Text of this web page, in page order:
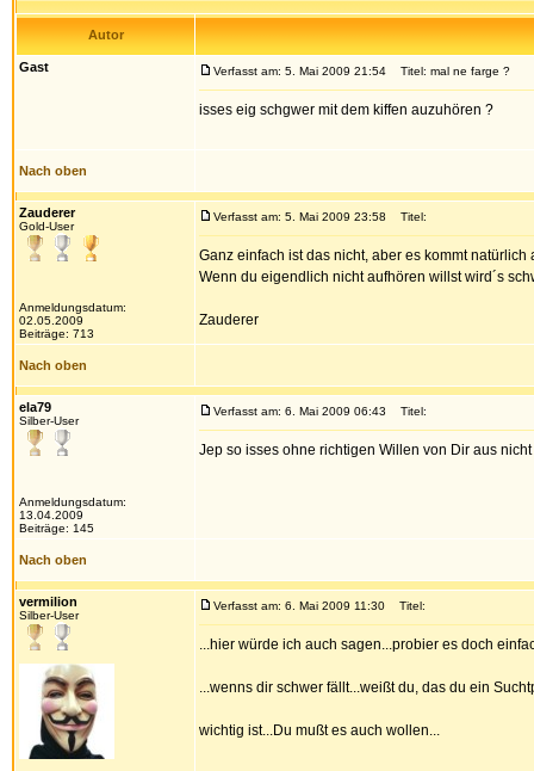
Autor
Gast Verfasst am: 5. Mai 2009 21:54 Titel: mal ne farge ?
isses eig schgwer mit dem kiffen auzuhören ?
Nach oben
Zauderer
Gold-User
Anmeldungsdatum:
02.05.2009
Beiträge: 713
Verfasst am: 5. Mai 2009 23:58 Titel:
Ganz einfach ist das nicht, aber es kommt
Wenn du eigendlich nicht aufhören willst wird´s
Zauderer
Nach oben
ela79
Silber-User
Anmeldungsdatum:
13.04.2009
Beiträge: 145
Verfasst am: 6. Mai 2009 06:43 Titel:
Jep so isses ohne richtigen Willen von Dir aus
Nach oben
vermilion
Silber-User
Verfasst am: 6. Mai 2009 11:30 Titel:
...hier würde ich auch sagen...probier es doch
...wenns dir schwer fällt...weißt du, das du ein
wichtig ist...Du mußt es auch wollen...